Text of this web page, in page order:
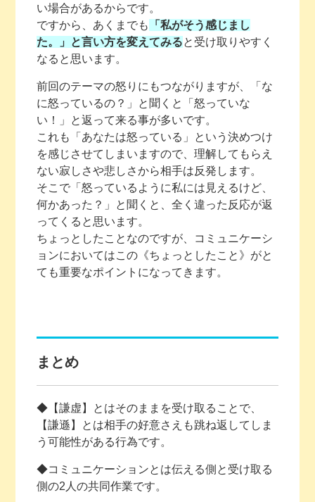
い場合があるからです。
ですから、あくまでも
「私がそう感じまし
た。」と言い方を変えてみると受け取りやすく
なると思います。
前回のテーマの怒りにもつながりますが、「な
に怒っているの？」と聞くと「怒っていな
い！」と返って来る事が多いです。
これも「あなたは怒っている」という決めつけ
を感じさせてしまいますので、理解してもらえ
ない寂しさや悲しさから相手は反発します。
そこで「怒っているように私には見えるけど、
何かあった？」と聞くと、全く違った反応が返
ってくると思います。
ちょっとしたことなのですが、コミュニケーシ
ョンにおいてはこの《ちょっとしたこと》がと
ても重要なポイントになってきます。
まとめ
◆【謙虚】とはそのままを受け取ることで、
【謙遜】とは相手の好意さえも跳ね返してしま
う可能性がある行為です。
◆コミュニケーションとは伝える側と受け取る
側の2人の共同作業です。